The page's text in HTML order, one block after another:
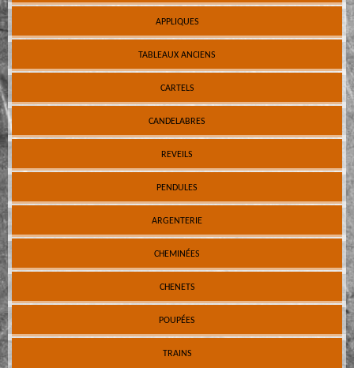
APPLIQUES
TABLEAUX ANCIENS
CARTELS
CANDELABRES
REVEILS
PENDULES
ARGENTERIE
CHEMINÉES
CHENETS
POUPÉES
TRAINS